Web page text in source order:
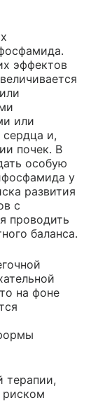
эффектов
или
и,
почек. В
особую
у
развития
с
проводить
баланса.
на фоне
терапии,
риском